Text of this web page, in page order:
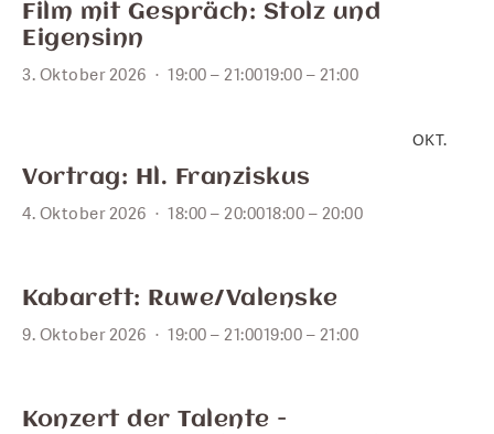
Film mit Gespräch: Stolz und
Eigensinn
3. Oktober 2026
19:00 – 21:0019:00 – 21:00
OKT.
Vortrag: Hl. Franziskus
4. Oktober 2026
18:00 – 20:0018:00 – 20:00
9
Kabarett: Ruwe/Valenske
9. Oktober 2026
19:00 – 21:0019:00 – 21:00
Konzert der Talente -